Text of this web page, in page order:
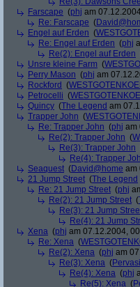
Farscape (phj am
Re: Farscape (
Engel auf Erden (
Re: Engel auf Erden (phj
Re(2): Engel auf Erden
Unsre kleine Farm (
Perry Mason (phj am
Rockford (
Petrocelli (
Quincy (The Legend am
Trapper John (
Re: Trapper John (phj am
Re(2): Trapper John (
Re(3): Trapper John
Re(4): Trapper
Seaquest (David@home am
21 Jump Street (The Legend
Re: 21 Jump Street (phj
Re(2): 21 Jump Street (
Re(3): 21 Jump
Re(4): 21 Jump
Xena (phj am 07.12.2004,
Re: Xena (
Re(2): Xena (phj am
Re(3): Xena (
Re(4): Xena (phj
Re(5): Xena (